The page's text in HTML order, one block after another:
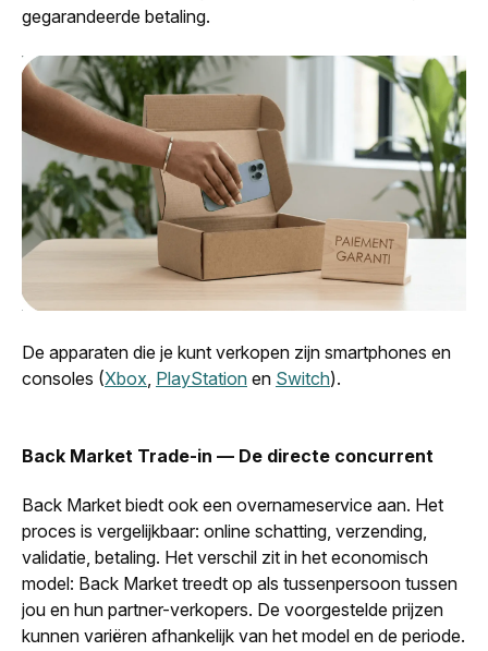
gegarandeerde betaling.
De apparaten die je kunt verkopen zijn smartphones en
consoles (Xbox PlayStation en Switch).
Back Market Trade-in — De directe concurrent
Back Market biedt ook een overnameservice aan. Het
proces is vergelijkbaar: online schatting, verzending,
validatie, betaling. Het verschil zit in het economisch
model: Back Market treedt op als tussenpersoon tussen
jou en hun partner-verkopers. De voorgestelde prijzen
kunnen variëren afhankelijk van het model en de periode.